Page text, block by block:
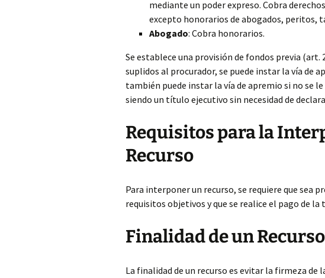
mediante un poder expreso. Cobra
excepto honorarios de abogados, peritos,
Abogado: Cobra honorarios.
Se establece una provisión de fondos previa (art.
suplidos al procurador, se puede instar la vía de
también puede instar la vía de apremio si no se
siendo un título ejecutivo sin necesidad de
Requisitos para la
Recurso
Para interponer un recurso, se requiere que sea
requisitos objetivos y que se realice el pago de la
Finalidad de un Recurso
La finalidad de un recurso es evitar la firmeza de